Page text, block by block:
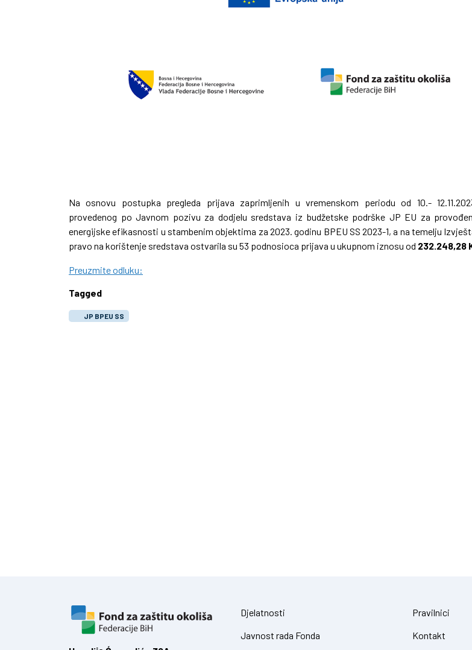
Na osnovu postupka pregleda prijava zaprimljenih u vremenskom periodu od 10.-
provedenog po Javnom pozivu za dodjelu sredstava iz budžetske podrške JP EU za
energijske efikasnosti u stambenim objektima za 2023. godinu BPEU SS 2023-1, a na temelju
pravo na korištenje sredstava ostvarila su 53 podnosioca prijava u ukupnom iznosu od 232.248,28
Preuzmite odluku:
Tagged
JP BPEU SS
Djelatnosti
Javnost rada Fonda
Pravilnici
Kontakt